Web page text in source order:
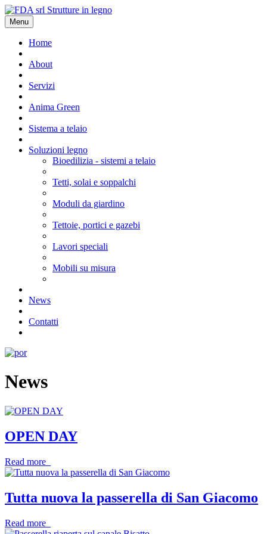
Menu
Home
About
Servizi
Anima Green
Sistema a telaio
Soluzioni legno
Bioedilizia - sistemi a telaio
Tetti, solai e soppalchi
Moduli da giardino
Tettoie, portici e gazebi
Lavori speciali
Mobili su misura
News
Contatti
News
OPEN DAY
Read more
Tutta nuova la passerella di San Giacomo
Read more